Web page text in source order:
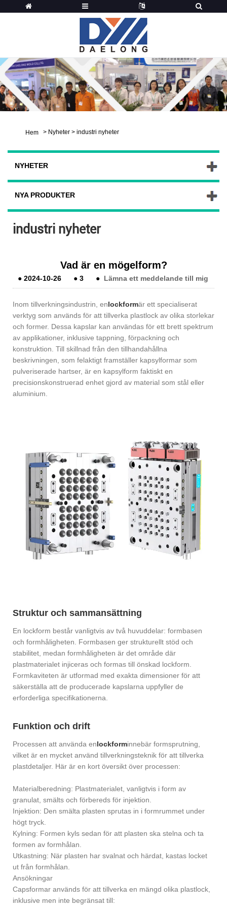
Hem > Nyheter > industri nyheter
NYHETER
NYA PRODUKTER
industri nyheter
Vad är en mögelform?
●2024-10-26 ●3 ● Lämna ett meddelande till mig
Inom tillverkningsindustrin, enlockformär ett specialiserat
verktyg som används för att tillverka plastlock av olika storlekar
och former. Dessa kapslar kan användas för ett brett spektrum
av applikationer, inklusive tappning, förpackning och
konstruktion. Till skillnad från den tillhandahållna
beskrivningen, som felaktigt framställer kapsylformar som
pulveriserade hartser, är en kapsylform faktiskt en
precisionskonstruerad enhet gjord av material som stål eller
aluminium.
Struktur och sammansättning
En lockform består vanligtvis av två huvuddelar: formbasen
och formhåligheten. Formbasen ger strukturellt stöd och
stabilitet, medan formhåligheten är det område där
plastmaterialet injiceras och formas till önskad lockform.
Formkaviteten är utformad med exakta dimensioner för att
säkerställa att de producerade kapslarna uppfyller de
erforderliga specifikationerna.
Funktion och drift
Processen att använda enlockforminnebär formsprutning,
vilket är en mycket använd tillverkningsteknik för att tillverka
plastdetaljer. Här är en kort översikt över processen:
Materialberedning: Plastmaterialet, vanligtvis i form av
granulat, smälts och förbereds för injektion.
Injektion: Den smälta plasten sprutas in i formrummet under
högt tryck.
Kylning: Formen kyls sedan för att plasten ska stelna och ta
formen av formhålan.
Utkastning: När plasten har svalnat och härdat, kastas locket
ut från formhålan.
Ansökningar
Capsformar används för att tillverka en mängd olika plastlock,
inklusive men inte begränsat till: